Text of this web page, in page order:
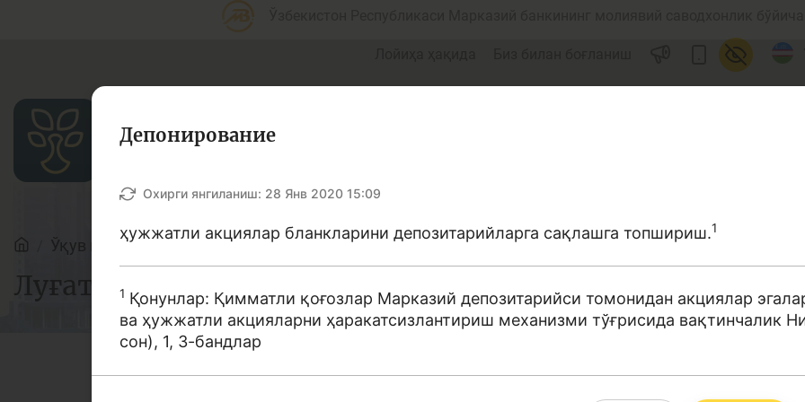
Мақолалар
Ўқув қўлланмалар Луғат
Луғат
Депонирование
Охирги янгиланиш: 28 Янв 2020 15:09
ҳужжатли акциялар бланкларини депозитарийларга сақлашга топшириш.1
1 Қонунлар: Қимматли қоғозлар Марказий депозитарийси томонидан акциялар
ва ҳужжатли акцияларни ҳаракатсизлантириш механизми тўғрисида вақтинчалик
сон), 1, 3-бандлар